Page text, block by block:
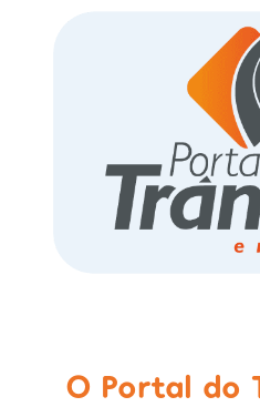
O Portal do